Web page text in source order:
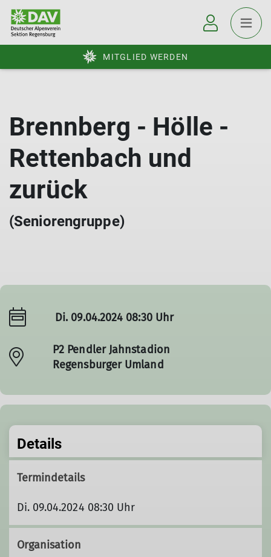
MITGLIED WERDEN
Brennberg - Hölle -
Rettenbach und
zurück
(Seniorengruppe)
Di. 09.04.2024 08:30 Uhr
P2 Pendler Jahnstadion
Regensburger Umland
Details
Termindetails
Di. 09.04.2024 08:30 Uhr
Organisation